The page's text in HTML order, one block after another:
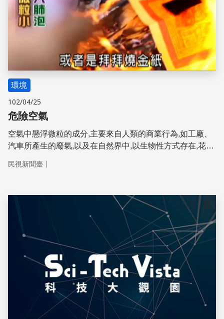
環境
102/04/25
危險空氣
空氣中懸浮微粒的成分,主要來自人類的商業行為,如工廠、
汽車所產生的廢氣,以及在自然界中,以生物性方式存在,花
侵入肺泡,甚至進入血液系統,影響人類健康!
民視新聞臺 ｜
儲存